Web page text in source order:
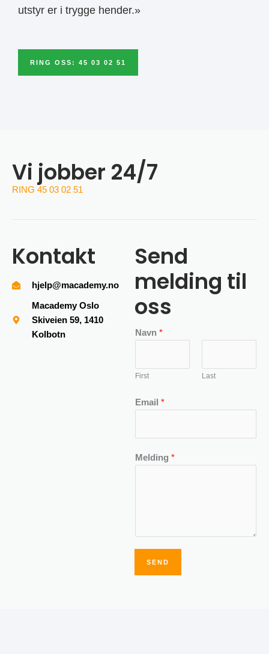
utstyr er i trygge hender.»
RING OSS: 45 03 02 51
Vi jobber 24/7
RING 45 03 02 51
Kontakt
hjelp@macademy.no
Macademy Oslo
Skiveien 59, 1410
Kolbotn
Send
melding til
oss
Navn *
First Last
Email *
Melding *
SEND